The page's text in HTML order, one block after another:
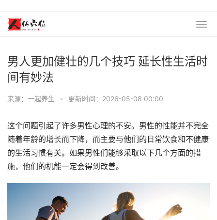
男人更加健壮的几个技巧 延长性生活时
间有妙法
来源：一起养生 • 更新时间：2026-05-08 00:00
这个问题引起了许多男性心理的不安。男性的性能并不完全
随着年龄的增长而下降，而主要与他们的日常饮食和不健康
的生活习惯有关。如果男性们能够采取以下几个方面的措
施，他们的机能一定会得到改善。